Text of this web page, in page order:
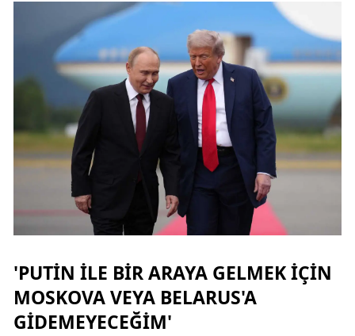
Kilis
Osmaniye
Düzce
'PUTIN ILE BIR ARAYA GELMEK IÇIN
MOSKOVA VEYA BELARUS'A
GIDEMEYECEĞIM'